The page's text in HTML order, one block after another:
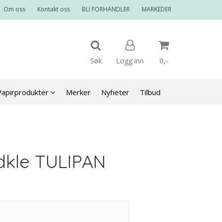
Om oss Kontakt oss BLI FORHANDLER MARKEDER
Søk Logg inn 0,-
Merker Nyheter Tilbud
TULIPAN